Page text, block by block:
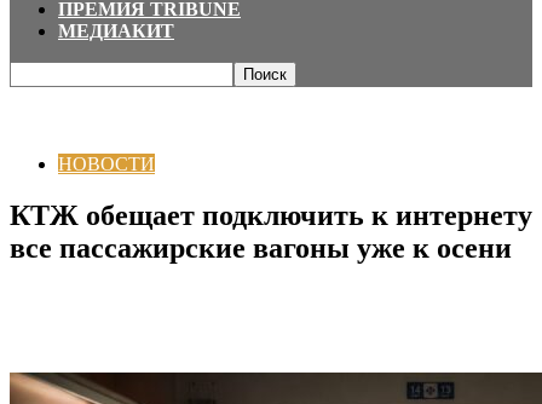
ПРЕМИЯ TRIBUNE
МЕДИАКИТ
НОВОСТИ
КТЖ обещает подключить к интернету
все пассажирские вагоны уже к осени